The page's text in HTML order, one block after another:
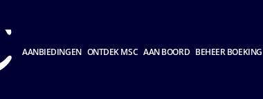
AANBIEDINGEN ONTDEK MSC AAN BOORD BEHEER BOEKING